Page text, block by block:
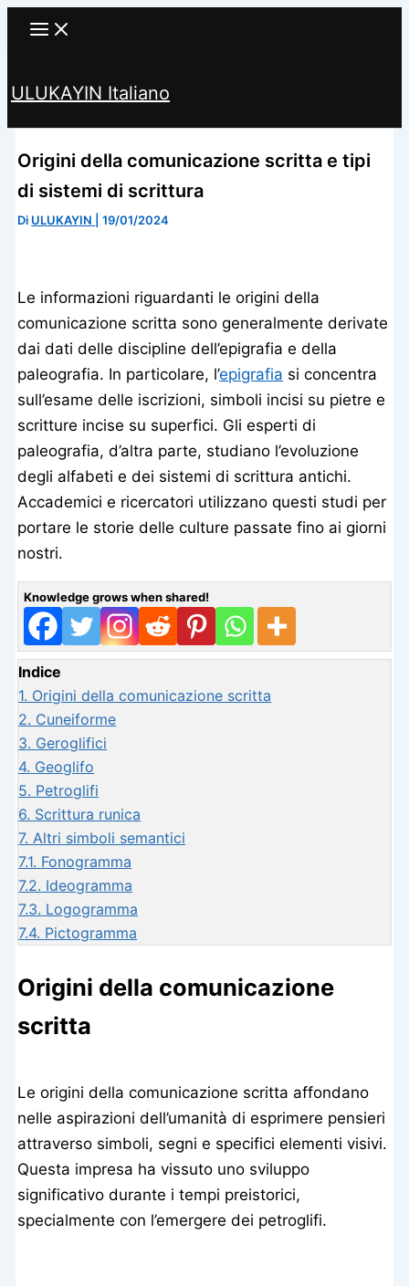
ULUKAYIN Italiano
Origini della comunicazione scritta e tipi
di sistemi di scrittura
Di ULUKAYIN |19/01/2024
Le informazioni riguardanti le origini della
comunicazione scritta sono generalmente derivate
dai dati delle discipline dell’epigrafia e della
paleografia. In particolare, l’epigrafia si concentra
sull’esame delle iscrizioni, simboli incisi su pietre e
scritture incise su superfici. Gli esperti di
paleografia, d’altra parte, studiano l’evoluzione
degli alfabeti e dei sistemi di scrittura antichi.
Accademici e ricercatori utilizzano questi studi per
portare le storie delle culture passate fino ai giorni
nostri.
Knowledge grows when shared!
Indice
1. Origini della comunicazione scritta
2. Cuneiforme
3. Geroglifici
4. Geoglifo
5. Petroglifi
6. Scrittura runica
7. Altri simboli semantici
7.1. Fonogramma
7.2. Ideogramma
7.3. Logogramma
7.4. Pictogramma
Origini della comunicazione
scritta
Le origini della comunicazione scritta affondano
nelle aspirazioni dell’umanità di esprimere pensieri
attraverso simboli, segni e specifici elementi visivi.
Questa impresa ha vissuto uno sviluppo
significativo durante i tempi preistorici,
specialmente con l’emergere dei petroglifi.